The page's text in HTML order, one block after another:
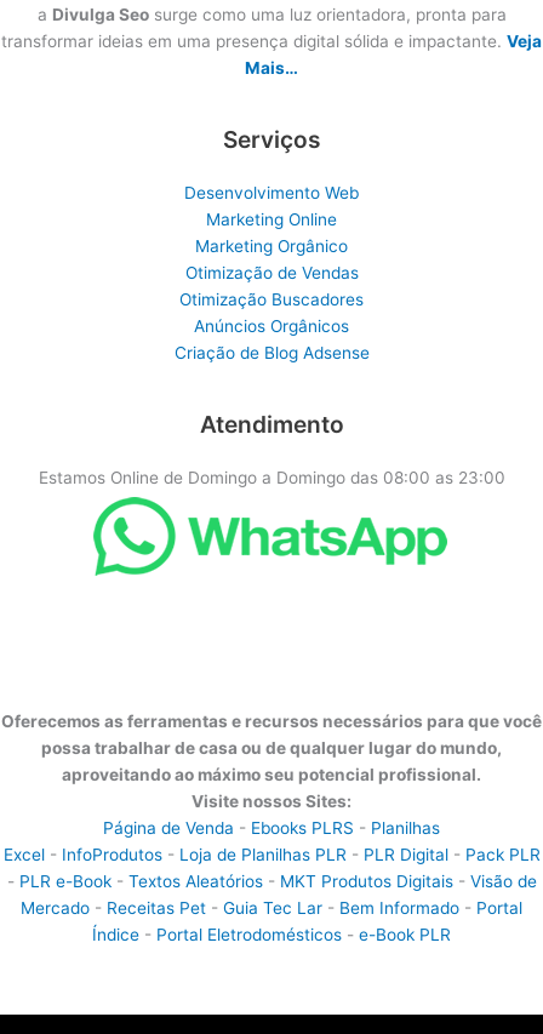
a Divulga Seosurge como uma luz orientadora, pronta para
transformar ideias em uma presença digital sólida e impactante. Veja
Mais…
Serviços
Desenvolvimento Web
Marketing Online
Marketing Orgânico
Otimização de Vendas
Otimização Buscadores
Anúncios Orgânicos
Criação de Blog Adsense
Atendimento
Estamos Online de Domingo a Domingo das 08:00 as 23:00
Oferecemos as ferramentas e recursos necessários para que você
possa trabalhar de casa ou de qualquer lugar do mundo,
aproveitando ao máximo seu potencial profissional.
Visite nossos Sites:
Página de Venda - Ebooks PLRS - Planilhas
Excel- InfoProdutos- Loja de Planilhas PLR - PLR Digital- Pack PLR
- PLR e-Book- Textos Aleatórios- MKT Produtos Digitais- Visão de
Mercado - Receitas Pet - Guia Tec Lar - Bem Informado - Portal
Índice - Portal Eletrodomésticos - e-Book PLR